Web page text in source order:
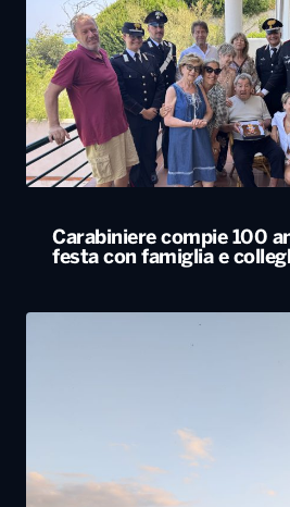
Carabiniere compie 100
festa con famiglia e